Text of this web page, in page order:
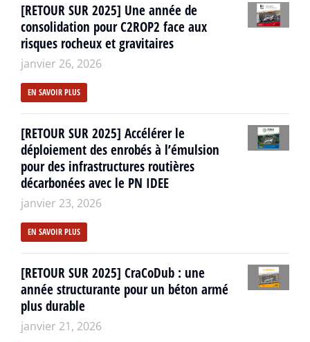
[RETOUR SUR 2025] Une année de
consolidation pour C2ROP2 face aux
risques rocheux et gravitaires
janvier 26, 2026
EN SAVOIR PLUS
[RETOUR SUR 2025] Accélérer le
déploiement des enrobés à l’émulsion
pour des infrastructures routières
décarbonées avec le PN IDEE
janvier 23, 2026
EN SAVOIR PLUS
[RETOUR SUR 2025] CraCoDub : une
année structurante pour un béton armé
plus durable
janvier 21, 2026